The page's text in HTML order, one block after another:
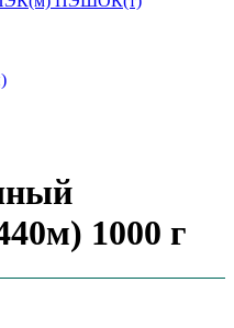
1000 г